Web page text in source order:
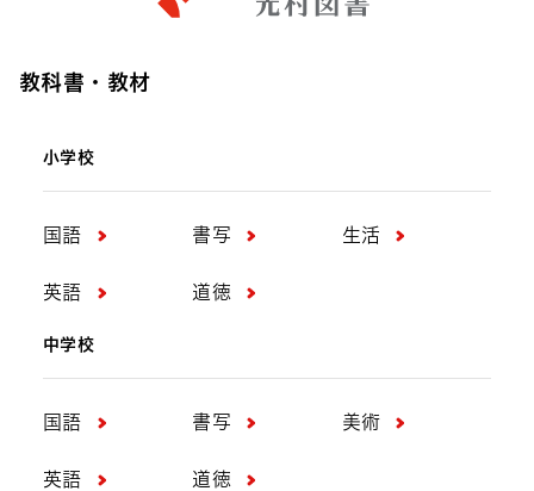
教科書・教材
小学校
国語 書写 生活
英語 道徳
中学校
国語 書写 美術
英語 道徳